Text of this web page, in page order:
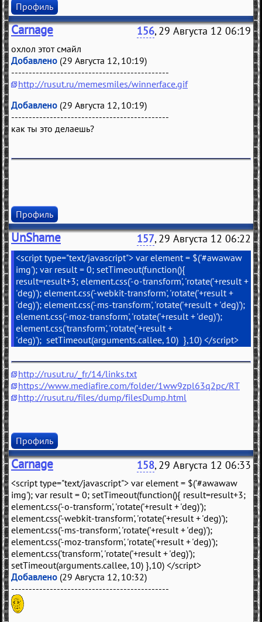
Профиль
Carnage 156, 29 Августа 12 06:19
охлол этот смайл
Добавлено (29 Августа 12, 10:19)
---------------------------------------------
http://rusut.ru/memesmiles/winnerface.gif
Добавлено (29 Августа 12, 10:19)
---------------------------------------------
как ты это делаешь?
Профиль
UnShame 157, 29 Августа 12 06:22
<script type="text/javascript"> var element = $('#awawaw
img'); var result = 0; setTimeout(function(){
result=result+3; element.css('-o-transform', 'rotate('+result +
'deg)'); element.css('-webkit-transform', 'rotate('+result +
'deg)'); element.css('-ms-transform', 'rotate('+result + 'deg)');
element.css('-moz-transform', 'rotate('+result + 'deg)');
element.css('transform', 'rotate('+result +
'deg)'); setTimeout(arguments.callee, 10) },10) </script>
http://rusut.ru/_fr/14/links.txt
https://www.mediafire.com/folder/1ww9zpl63q2pc/RT
http://rusut.ru/files/dump/filesDump.html
Профиль
Carnage 158, 29 Августа 12 06:33
<script type="text/javascript"> var element = $('#awawaw
img'); var result = 0; setTimeout(function(){ result=result+3;
element.css('-o-transform', 'rotate('+result + 'deg)');
element.css('-webkit-transform', 'rotate('+result + 'deg)');
element.css('-ms-transform', 'rotate('+result + 'deg)');
element.css('-moz-transform', 'rotate('+result + 'deg)');
element.css('transform', 'rotate('+result + 'deg)');
setTimeout(arguments.callee, 10) },10) </script>
Добавлено (29 Августа 12, 10:32)
---------------------------------------------